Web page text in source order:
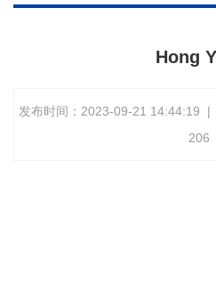
Hong
发布时间：2023-09-21 14:44:19 |
206